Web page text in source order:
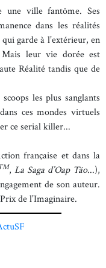
une ville fantôme. Ses
dans les réalités
garde à l’extérieur, en
leur vie dorée est
Réalité tandis que de
les plus sanglants
ces mondes virtuels
ce serial killer...
française et dans la
, La Saga d’Oap Täo...),
de son auteur.
de l’Imaginaire.